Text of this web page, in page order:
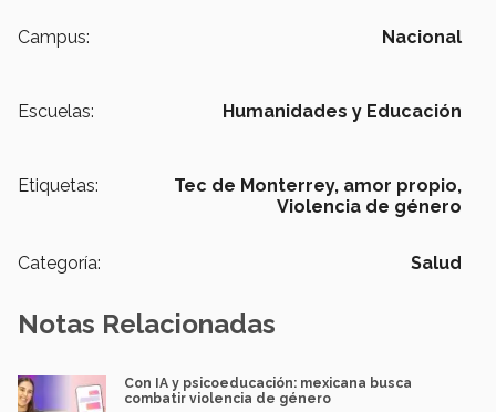
Campus: Nacional
Escuelas: Humanidades y Educación
Etiquetas: Tec de Monterrey, amor propio,
Violencia de género
Categoría: Salud
Notas Relacionadas
Con IA y psicoeducación: mexicana busca
combatir violencia de género